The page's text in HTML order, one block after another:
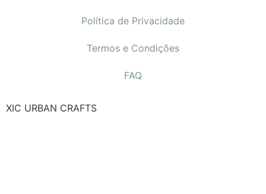
Política de Privacidade
Termos e Condições
FAQ
XIC URBAN CRAFTS